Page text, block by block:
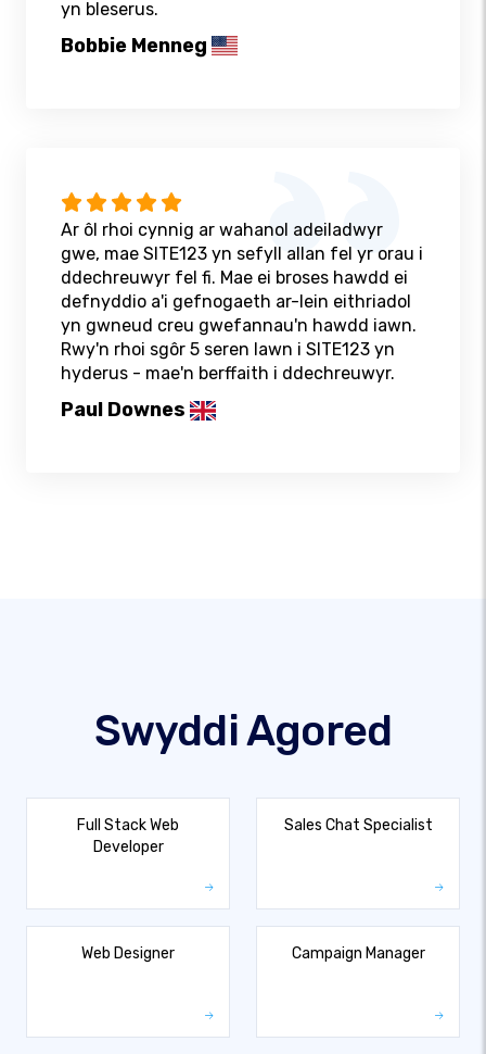
yn bleserus.
Bobbie Menneg
Ar ôl rhoi cynnig ar wahanol adeiladwyr
gwe, mae SITE123 yn sefyll allan fel yr orau i
ddechreuwyr fel fi. Mae ei broses hawdd ei
defnyddio a'i gefnogaeth ar-lein eithriadol
yn gwneud creu gwefannau'n hawdd iawn.
Rwy'n rhoi sgôr 5 seren lawn i SITE123 yn
hyderus - mae'n berffaith i ddechreuwyr.
Paul Downes
Swyddi Agored
Full Stack Web
Developer
Sales Chat Specialist
Web Designer Campaign Manager